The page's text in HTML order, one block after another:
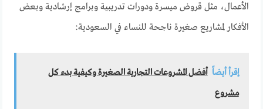
الأعمال، مثل قروض ميسرة ودورات تدريبية وبرامج إرشادية وبعض
الأفكار لمشاريع صغيرة ناجحة للنساء في السعودية:
إقرأ أيضاً أفضل المشروعات التجارية الصغيرة وكيفية بدء كل
مشروع